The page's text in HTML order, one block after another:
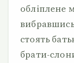
обліплене
стоять
брати-